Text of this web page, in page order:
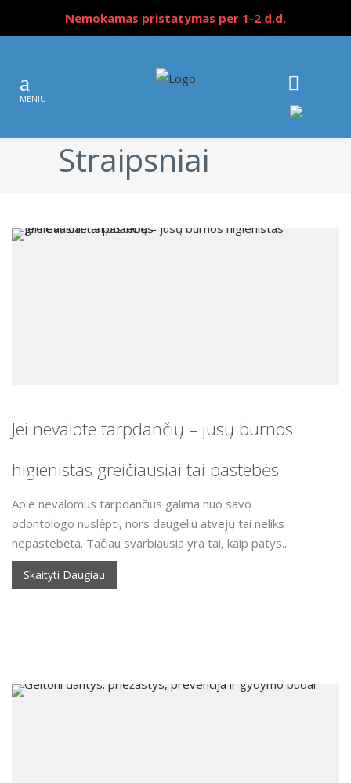
Nemokamas pristatymas per 1-2 d.d.
Straipsniai
Jei nevalote tarpdančių – jūsų burnos
higienistas greičiausiai tai pastebės
Apie nevalomus tarpdančius galima nuo savo
odontologo nuslėpti, nors daugeliu atvejų tai neliks
nepastebėta. Tačiau svarbiausia yra tai, kaip patys...
Skaityti Daugiau